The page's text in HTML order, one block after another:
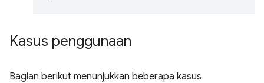
Kasus penggunaan
Bagian berikut menunjukkan beberapa kasus